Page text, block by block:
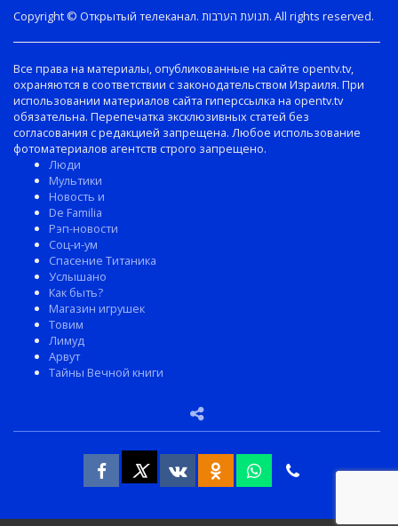
Copyright © Открытый телеканал. תנועת הערבות. All rights reserved.
Все права на материалы, опубликованные на сайте opentv.tv,
охраняются в соответствии с законодательством Израиля. При
использовании материалов сайта гиперссылка на opentv.tv
обязательна. Перепечатка эксклюзивных статей без
согласования с редакцией запрещена. Любое использование
фотоматериалов агентств строго запрещено.
Люди
Мультики
Новость и
De Familia
Рэп-новости
Соц-и-ум
Спасение Титаника
Услышано
Как быть?
Магазин игрушек
Товим
Лимуд
Арвут
Тайны Вечной книги